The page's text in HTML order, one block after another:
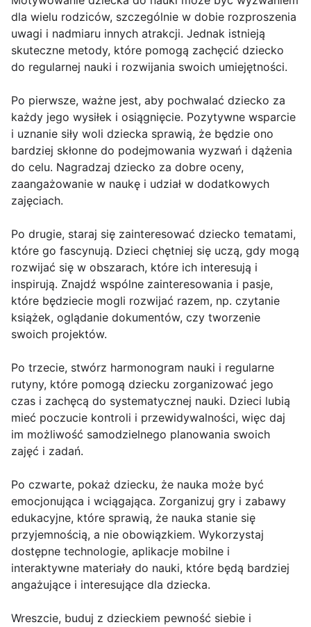
dla wielu rodziców, szczególnie w dobie rozproszenia
uwagi i nadmiaru innych atrakcji. Jednak istnieją
skuteczne metody, które pomogą zachęcić dziecko
do regularnej nauki i rozwijania swoich umiejętności.
Po pierwsze, ważne jest, aby pochwalać dziecko za
każdy jego wysiłek i osiągnięcie. Pozytywne wsparcie
i uznanie siły woli dziecka sprawią, że będzie ono
bardziej skłonne do podejmowania wyzwań i dążenia
do celu. Nagradzaj dziecko za dobre oceny,
zaangażowanie w naukę i udział w dodatkowych
zajęciach.
Po drugie, staraj się zainteresować dziecko tematami,
które go fascynują. Dzieci chętniej się uczą, gdy mogą
rozwijać się w obszarach, które ich interesują i
inspirują. Znajdź wspólne zainteresowania i pasje,
które będziecie mogli rozwijać razem, np. czytanie
książek, oglądanie dokumentów, czy tworzenie
swoich projektów.
Po trzecie, stwórz harmonogram nauki i regularne
rutyny, które pomogą dziecku zorganizować jego
czas i zachęcą do systematycznej nauki. Dzieci lubią
mieć poczucie kontroli i przewidywalności, więc daj
im możliwość samodzielnego planowania swoich
zajęć i zadań.
Po czwarte, pokaż dziecku, że nauka może być
emocjonująca i wciągająca. Zorganizuj gry i zabawy
edukacyjne, które sprawią, że nauka stanie się
przyjemnością, a nie obowiązkiem. Wykorzystaj
dostępne technologie, aplikacje mobilne i
interaktywne materiały do nauki, które będą bardziej
angażujące i interesujące dla dziecka.
Wreszcie, buduj z dzieckiem pewność siebie i